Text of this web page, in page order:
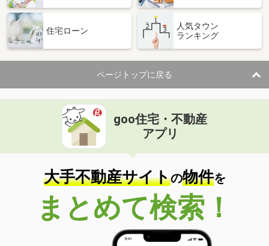
住宅ローン
人気タウン
ランキング
ページトップに戻る
goo住宅・不動産
アプリ
大手不動産サイトの物件を
まとめて検索！